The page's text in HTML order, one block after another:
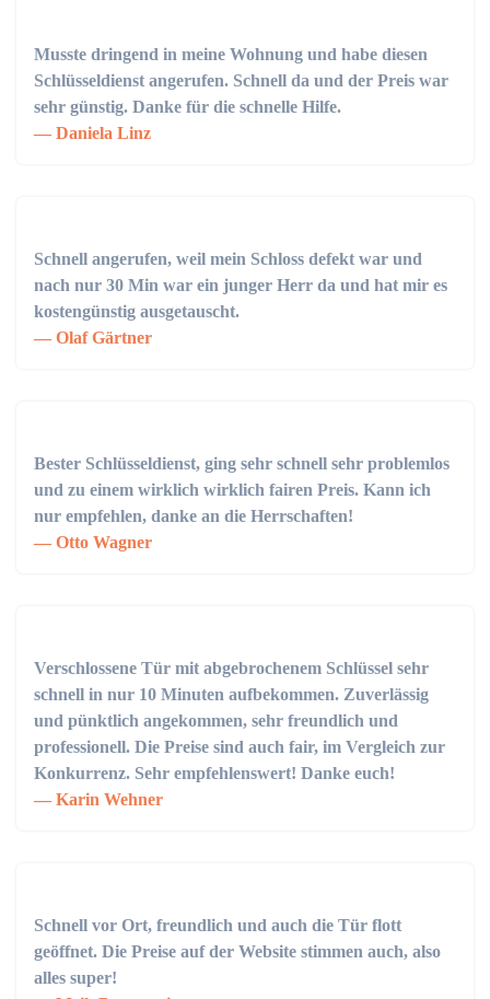
Musste dringend in meine Wohnung und habe diesen
Schlüsseldienst angerufen. Schnell da und der Preis war
sehr günstig. Danke für die schnelle Hilfe.
Daniela Linz
Schnell angerufen, weil mein Schloss defekt war und
nach nur 30 Min war ein junger Herr da und hat mir es
kostengünstig ausgetauscht.
Olaf Gärtner
Bester Schlüsseldienst, ging sehr schnell sehr problemlos
und zu einem wirklich wirklich fairen Preis. Kann ich
nur empfehlen, danke an die Herrschaften!
Otto Wagner
Verschlossene Tür mit abgebrochenem Schlüssel sehr
schnell in nur 10 Minuten aufbekommen. Zuverlässig
und pünktlich angekommen, sehr freundlich und
professionell. Die Preise sind auch fair, im Vergleich zur
Konkurrenz. Sehr empfehlenswert! Danke euch!
Karin Wehner
Schnell vor Ort, freundlich und auch die Tür flott
geöffnet. Die Preise auf der Website stimmen auch, also
alles super!